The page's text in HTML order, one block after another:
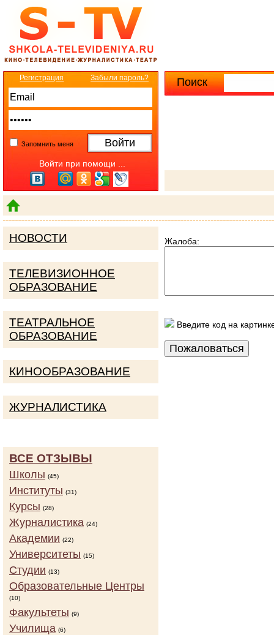
Поиск
Регистрация Забыли пароль?
Запомнить меня
Войти при помощи ...
Жалоба:
Введите код на
НОВОСТИ
ТЕЛЕВИЗИОННОЕ
ОБРАЗОВАНИЕ
ТЕАТРАЛЬНОЕ
ОБРАЗОВАНИЕ
КИНООБРАЗОВАНИЕ
ЖУРНАЛИСТИКА
ВСЕ ОТЗЫВЫ
Школы (45)
Институты (31)
Курсы (28)
Журналистика (24)
Академии (22)
Университеты (15)
Студии (13)
Образовательные Центры
(10)
Факультеты (9)
Училища (6)